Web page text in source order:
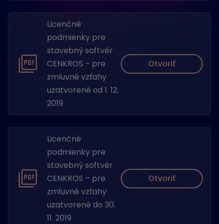
Licenčné
podmienky pre
stavebný softvér
CENKROS – pre
zmluvné vzťahy
uzatvorené od 1. 12.
2019
Otvoriť
Licenčné
podmienky pre
stavebný softvér
CENKROS – pre
zmluvné vzťahy
uzatvorené do 30.
11. 2019
Otvoriť